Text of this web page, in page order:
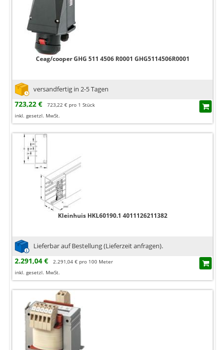
Ceag/cooper GHG 511 4506 R0001 GHG5114506R0001
versandfertig in 2-5 Tagen
723,22 €
723,22 € pro 1 Stück
inkl. gesetzl. MwSt.
Kleinhuis HKL60190.1 4011126211382
Lieferbar auf Bestellung (Lieferzeit anfragen).
2.291,04 €
2.291,04 € pro 100 Meter
inkl. gesetzl. MwSt.